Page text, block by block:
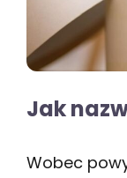
Jak
Wobec